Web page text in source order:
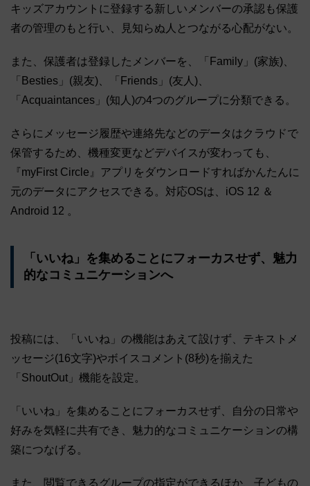
キッズアカウントに登録する新しいメンバーの承認も保護
者の管理のもと行い、見知らぬ人とつながる心配がない。
また、保護者は登録したメンバーを、「Family」(家族)、
「Besties」(親友)、「Friends」(友人)、
「Acquaintances」(知人)の4つのグループに分類できる。
さらにメッセージ履歴や連絡先などのデータはクラウドで
保管するため、機種変更などデバイスが変わっても、
『myFirst Circle』アプリをダウンロードすればかんたんに
元のデータにアクセスできる。対応OSは、iOS 12 ＆
Android 12 。
「いいね」を集めることにフォーカスせず、魅力
的なコミュニケーションへ
投稿には、「いいね」の機能はあえて設けず、テキストメ
ッセージ(16文字)やボイスコメント(8秒)を揃えた
「ShoutOut」機能を設定。
「いいね」を集めることにフォーカスせず、自分の日常や
好みを気軽に共有でき、魅力的なコミュニケーションの構
築につなげる。
また、閲覧できるグループの指定ができるほか、子どもの